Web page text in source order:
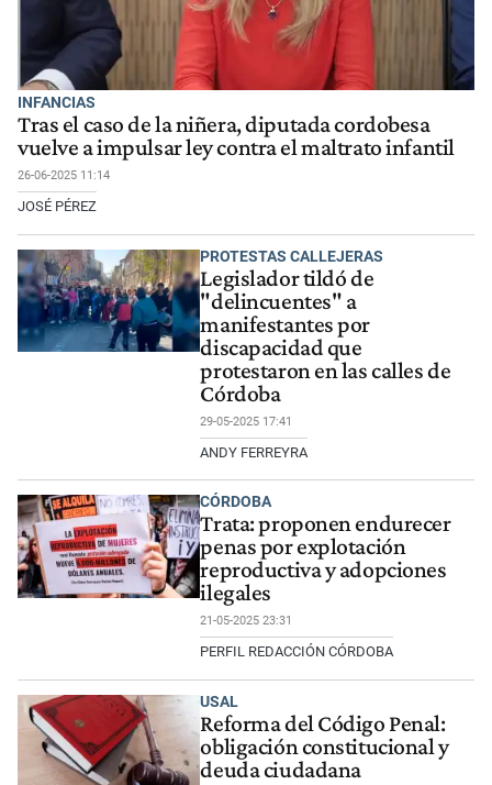
INFANCIAS
Tras el caso de la niñera, diputada cordobesa
vuelve a impulsar ley contra el maltrato infantil
26-06-2025 11:14
JOSÉ PÉREZ
PROTESTAS CALLEJERAS
Legislador tildó de
"delincuentes" a
manifestantes por
discapacidad que
protestaron en las calles de
Córdoba
29-05-2025 17:41
ANDY FERREYRA
CÓRDOBA
Trata: proponen endurecer
penas por explotación
reproductiva y adopciones
ilegales
21-05-2025 23:31
PERFIL REDACCIÓN CÓRDOBA
USAL
Reforma del Código Penal:
obligación constitucional y
deuda ciudadana